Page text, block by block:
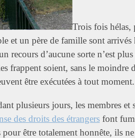
Trois fois hélas,
et un père de famille sont
recours d’aucune sorte n’est
frappent soient, sans le moindre
être exécutées à tout moment.
plusieurs jours, les membres et
des droits des étrangers font
pour être totalement honnête, ils